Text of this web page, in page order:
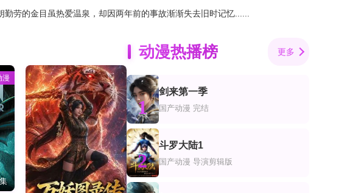
劳的金目虽热爱温泉，却因两年前的事故渐渐失去旧时记忆......
漫
动漫热播榜 更多
1
剑来第一季
国产动漫 完结
2
斗罗大陆1
国产动漫 导演剪辑版